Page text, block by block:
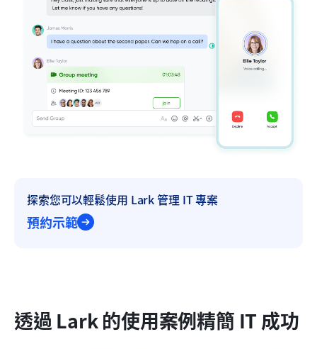
探索您可以輕鬆使用 Lark 管理 IT 專案
預約示範
透過 Lark 的使用案例精簡 IT 成功